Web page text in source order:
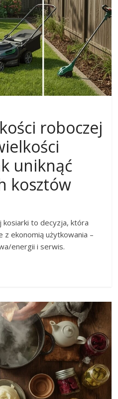
roboczej
uniknąć
kosztów
to decyzja, która
z ekonomią użytkowania –
energii i serwis.